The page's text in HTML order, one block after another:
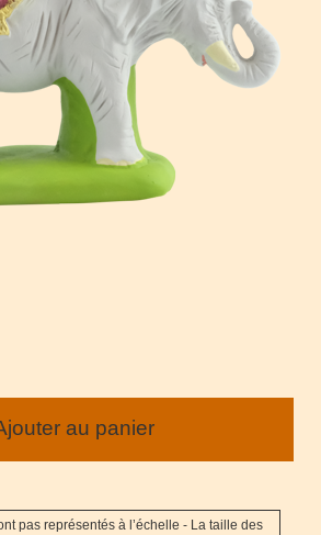
pas représentés à l’échelle - La taille des